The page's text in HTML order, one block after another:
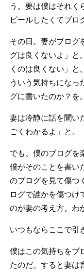
う。要は僕はそれく
ピールしたくてブロ
その日。妻がブログ
グは良くないよ」と
くのは良くない」と
ういう気持ちにな
グに書いたのか？を。
妻は冷静に話を聞い
ごくわかるよ」と。
でも、僕のブログを
僕がそのことを書い
のブログを見て傷つ
ログで誰かを傷つけ
のが妻の考え方。わ
いつもならここで引
僕はこの気持ちをブ
たのだ。すると妻は